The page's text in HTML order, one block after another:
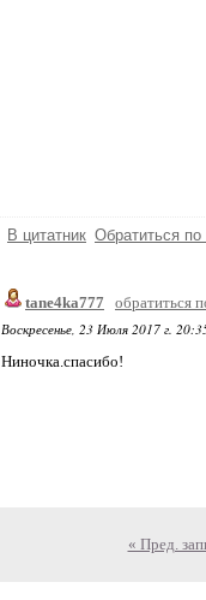
В цитатник Обратиться
tane4ka777
обратиться
Воскресенье, 23 Июля 2017 г.
Ниночка.спасибо!
« Пред.